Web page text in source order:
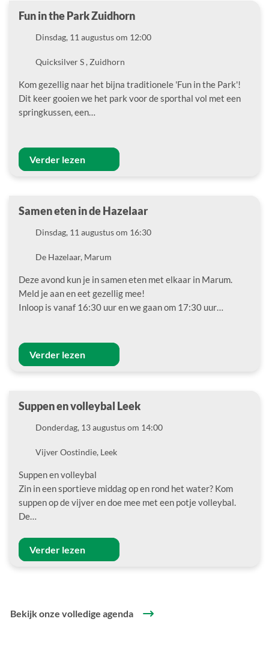
Fun in the Park Zuidhorn
DatumDinsdag, 11 augustus om 12:00
LocatieQuicksilver S , Zuidhorn
Kom gezellig naar het bijna traditionele 'Fun in the Park'!
Dit keer gooien we het park voor de sporthal vol met een
springkussen, een…
Verder lezen
Samen eten in de Hazelaar
DatumDinsdag, 11 augustus om 16:30
LocatieDe Hazelaar, Marum
Deze avond kun je in samen eten met elkaar in Marum.
Meld je aan en eet gezellig mee!
Inloop is vanaf 16:30 uur en we gaan om 17:30 uur…
Verder lezen
Suppen en volleybal Leek
DatumDonderdag, 13 augustus om 14:00
LocatieVijver Oostindie, Leek
Suppen en volleybal
Zin in een sportieve middag op en rond het water? Kom
suppen op de vijver en doe mee met een potje volleybal.
De…
Verder lezen
Bekijk onze volledige agenda